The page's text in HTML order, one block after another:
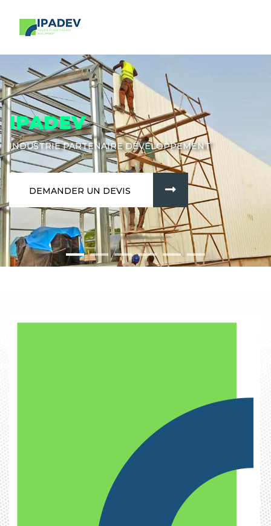
IPADEV
INDUSTRIE PARTENAIRE DÉVELOPPEMENT
DEMANDER UN DEVIS